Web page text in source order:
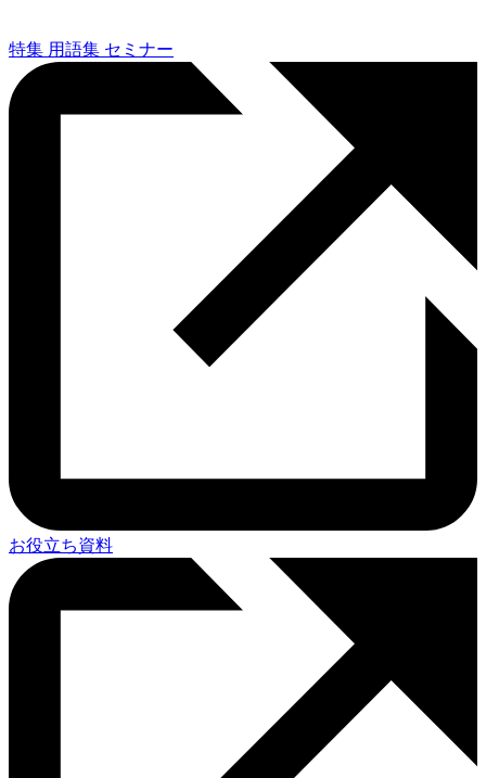
特集 用語集 セミナー
お役立ち資料